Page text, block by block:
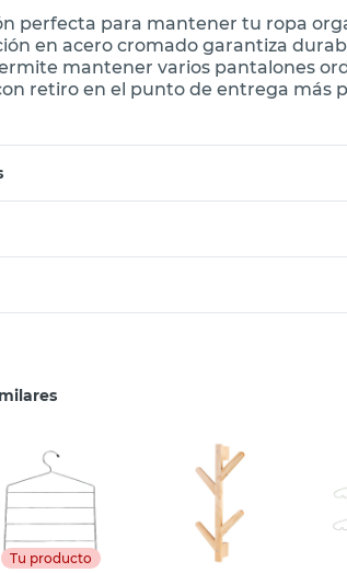
perfecta para mantener tu ropa
en acero cromado garantiza
mantener varios pantalones
retiro en el punto de entrega más
Tu producto